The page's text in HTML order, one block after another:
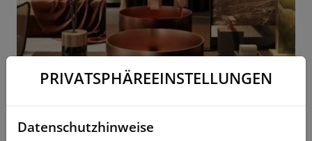
PRIVATSPHÄRE­EINSTELLUNGEN
Datenschutzhinweise